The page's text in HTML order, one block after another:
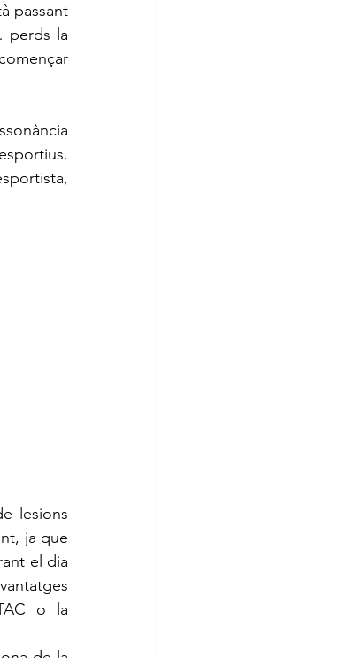
passant
perds la
ja que
el dia
o la